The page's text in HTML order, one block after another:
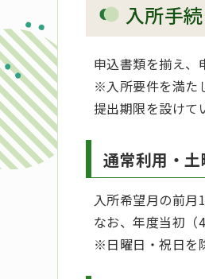
入所手
申込書類を揃え、
※入所要件を満た
提出期限を設けて
通常利用・
入所希望月の前月
なお、年度当初（
※日曜日・祝日を